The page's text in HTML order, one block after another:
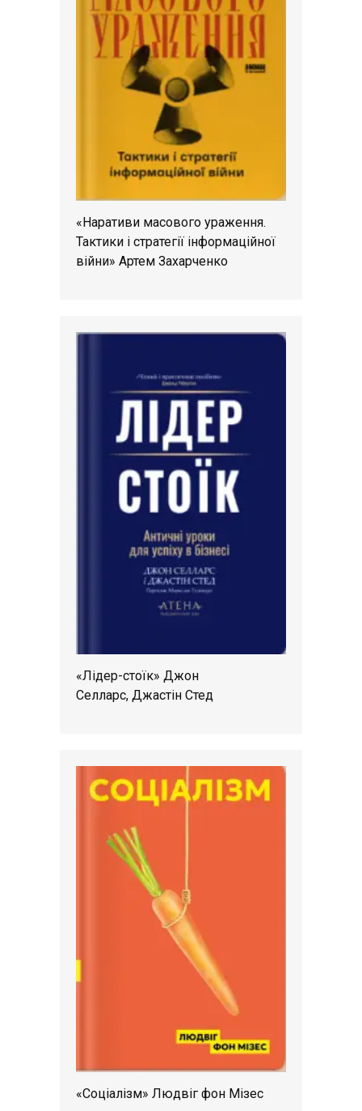
«Наративи масового ураження.
Тактики і стратегії інформаційної
війни» Артем Захарченко
«Лідер-стоїк» Джон
Селларс, Джастін Стед
«Соціалізм» Людвіг фон Мізес